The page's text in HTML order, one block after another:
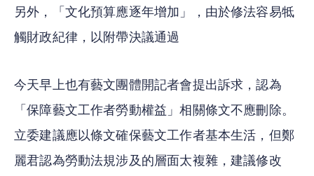
另外，「文化預算應逐年增加」，由於修法容易牴
觸財政紀律，以附帶決議通過
今天早上也有藝文團體開記者會提出訴求，認為
「保障藝文工作者勞動權益」相關條文不應刪除。
立委建議應以條文確保藝文工作者基本生活，但鄭
麗君認為勞動法規涉及的層面太複雜，建議修改